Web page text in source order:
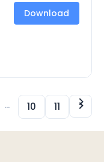
Download
... 10 11